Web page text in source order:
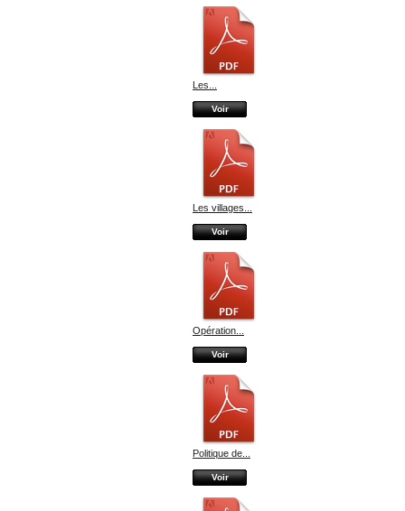
Les...
Voir
Les villages...
Voir
Opération...
Voir
Politique de...
Voir